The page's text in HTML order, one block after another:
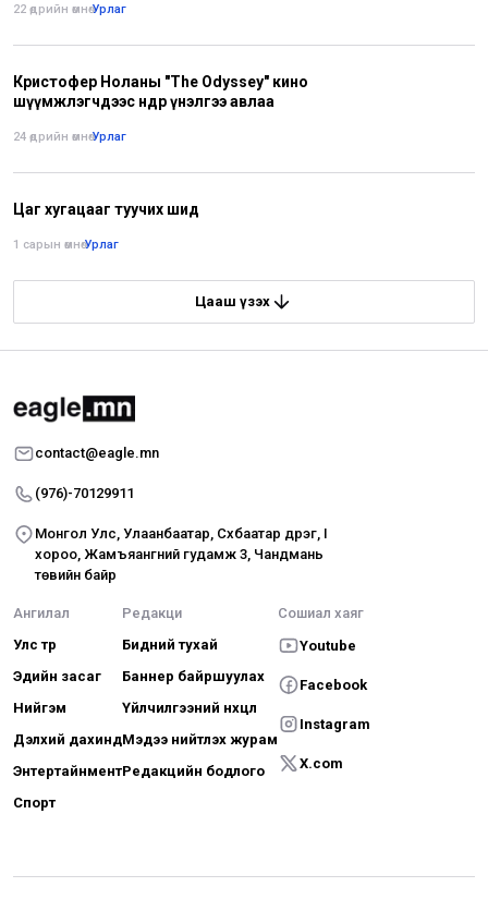
22 өдрийн өмнө•Урлаг
Кристофер Ноланы "The Odyssey" кино
шүүмжлэгчдээс өндөр үнэлгээ авлаа
24 өдрийн өмнө•Урлаг
Цаг хугацааг туучих шид
1 сарын өмнө•Урлаг
Цааш үзэх
contact@eagle.mn
(976)-70129911
Монгол Улс, Улаанбаатар, Сүхбаатар дүүрэг, I
хороо, Жамъяангүний гудамж 3, Чандмань
төвийн байр
Ангилал
Улс төр
Эдийн засаг
Нийгэм
Дэлхий дахинд
Энтертайнмент
Спорт
Редакци
Бидний тухай
Баннер байршуулах
Үйлчилгээний нөхцөл
Мэдээ нийтлэх журам
Редакцийн бодлого
Сошиал хаяг
Youtube
Facebook
Instagram
X.com